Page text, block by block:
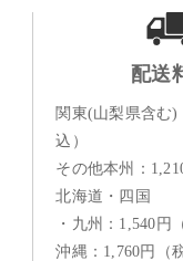
配送
関東(山梨県含む)
込）
その他本州：
北海道・四国
・九州：1,540円
沖縄：1,760円（